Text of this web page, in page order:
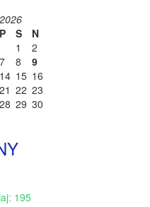
P S
N
1
2
7 8
9
14 15 16
21 22 23
28 29 30
195